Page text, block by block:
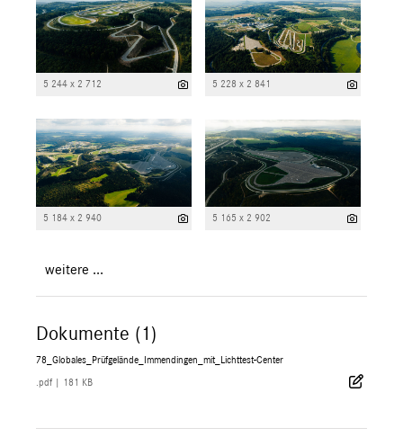
5 244 x 2 712 5 228 x 2 841
5 184 x 2 940 5 165 x 2 902
weitere ...
Dokumente (1)
78_Globales_Prüfgelände_Immendingen_mit_Lichttest-Center
.pdf 181 KB